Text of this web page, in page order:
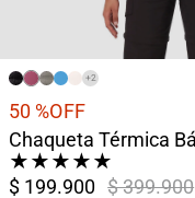
+2
50 %OFF
★★★★★
$ 199.900 $ 399.900